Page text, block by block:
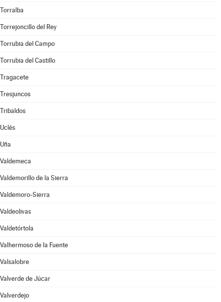
Torralba
Torrejoncillo del Rey
Torrubia del Campo
Torrubia del Castillo
Tragacete
Tresjuncos
Tribaldos
Uclés
Uña
Valdemeca
Valdemorillo de la Sierra
Valdemoro-Sierra
Valdeolivas
Valdetórtola
Valhermoso de la Fuente
Valsalobre
Valverde de Júcar
Valverdejo